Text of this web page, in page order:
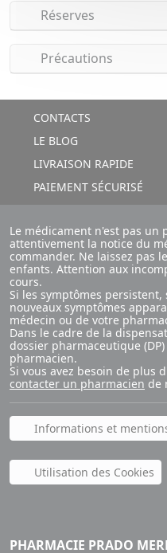
Réserves
Précautions
CONTACTS
LE BLOG
LIVRAISON RAPIDE
PAIEMENT SÉCURISÉ
Le médicament n'est pas un
attentivement la notice du
commander. Ne laissez pas
enfants. Attention aux
cours.
Si les symptômes
nouveaux symptômes
médecin ou de votre
Dans le cadre de la
dossier pharmaceutique
pharmacien.
Si vous avez besoin de plus
contacter un pharmacien de
Informations et
Utilisation des Cookies
PHARMACIE PRADO